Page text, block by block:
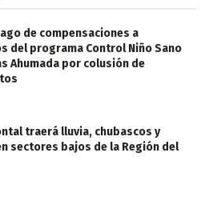
de compensaciones a
del programa Control Niño Sano
Ahumada por colusión de
traerá lluvia, chubascos y
sectores bajos de la Región del